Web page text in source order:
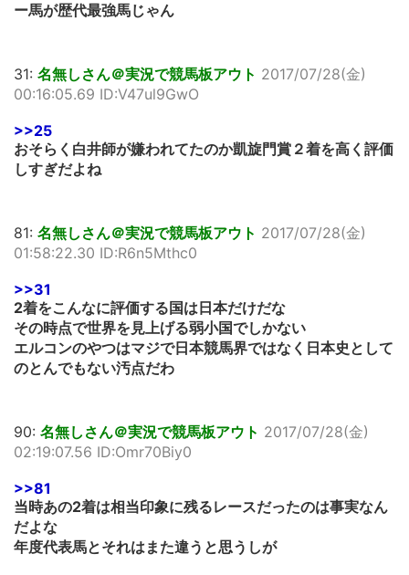
ー馬が歴代最強馬じゃん
31: 名無しさん＠実況で競馬板アウト 2017/07/28(金)
00:16:05.69 ID:V47ul9GwO
>>25
おそらく白井師が嫌われてたのか凱旋門賞２着を高く評価
しすぎだよね
81: 名無しさん＠実況で競馬板アウト 2017/07/28(金)
01:58:22.30 ID:R6n5Mthc0
>>31
2着をこんなに評価する国は日本だけだな
その時点で世界を見上げる弱小国でしかない
エルコンのやつはマジで日本競馬界ではなく日本史として
のとんでもない汚点だわ
90: 名無しさん＠実況で競馬板アウト 2017/07/28(金)
02:19:07.56 ID:Omr70Biy0
>>81
当時あの2着は相当印象に残るレースだったのは事実なん
だよな
年度代表馬とそれはまた違うと思うしが